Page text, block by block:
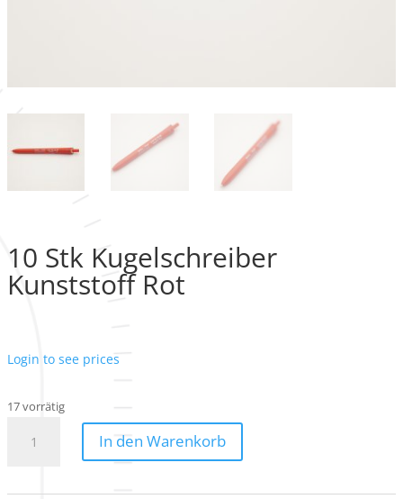
10 Stk Kugelschreiber
Kunststoff Rot
Login to see prices
17 vorrätig
In den Warenkorb